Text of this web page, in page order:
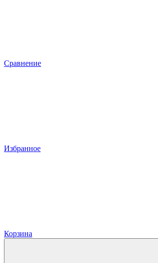
Сравнение
Избранное
Корзина